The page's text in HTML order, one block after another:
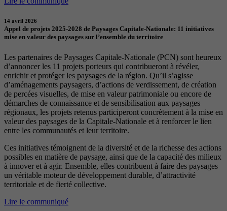
14 avril 2026
Appel de projets 2025-2028 de Paysages Capitale-Nationale: 11 initiatives
mise en valeur des paysages sur l’ensemble du territoire
Les partenaires de Paysages Capitale-Nationale (PCN) sont heureux
d’annoncer les 11 projets porteurs qui contribueront à révéler,
enrichir et protéger les paysages de la région. Qu’il s’agisse
d’aménagements paysagers, d’actions de verdissement, de création
de percées visuelles, de mise en valeur patrimoniale ou encore de
démarches de connaissance et de sensibilisation aux paysages
régionaux, les projets retenus participeront concrètement à la mise en
valeur des paysages de la Capitale-Nationale et à renforcer le lien
entre les communautés et leur territoire.
Ces initiatives témoignent de la diversité et de la richesse des actions
possibles en matière de paysage, ainsi que de la capacité des milieux
à innover et à agir. Ensemble, elles contribuent à faire des paysages
un véritable moteur de développement durable, d’attractivité
territoriale et de fierté collective.
Lire le communiqué